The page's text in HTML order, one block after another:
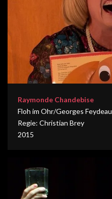
Raymonde Chandebise
Floh im Ohr/Georges Feydeau
Regie: Christian Brey
2015